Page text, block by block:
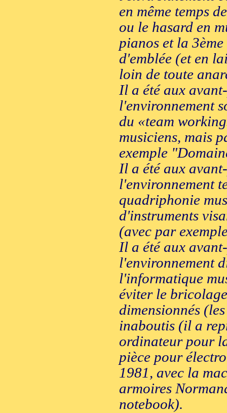
en même temps
ou le hasard en
pianos et la
d'emblée (et en
loin de toute
Il a été aux
l'environnement
du «team
musiciens, mais
exemple
Il a été aux
l'environnement
quadriphonie
d'instruments
(avec par
Il a été aux
l'environnement
l'informatique
éviter le
dimensionnés
inaboutis (il a
ordinateur pour
pièce pour
1981, avec la
armoires
notebook).